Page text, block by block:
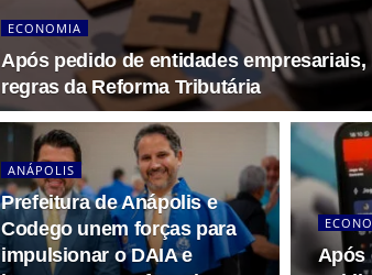
ECONOMIA
Após pedido de entidades
regras da Reforma Tributária
ANÁPOLIS
Prefeitura de Anápolis e
Codego unem forças para
impulsionar o DAIA e
Após